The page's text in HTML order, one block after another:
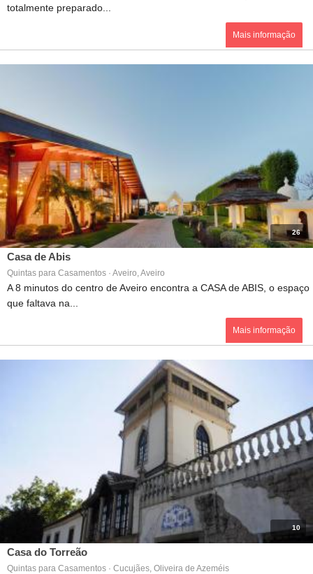
totalmente preparado...
Mais informação
26
Casa de Abis
Quintas para Casamentos · Aveiro, Aveiro
A 8 minutos do centro de Aveiro encontra a CASA de ABIS, o espaço
que faltava na...
Mais informação
10
Casa do Torreão
Quintas para Casamentos · Cucujães, Oliveira de Azeméis